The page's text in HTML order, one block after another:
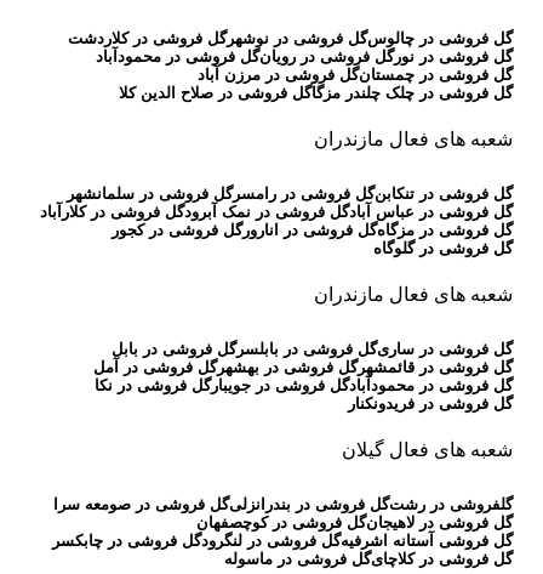
گل فروشی در چالوسگل فروشی در نوشهرگل فروشی در کلاردشت
گل فروشی در نورگل فروشی در رویانگل فروشی در محمودآباد
گل فروشی در چمستانگل فروشی در مرزن آباد
گل فروشی در چلک چلندر مزگاگل فروشی در صلاح الدین کلا
شعبه های فعال مازندران
گل فروشی در تنکابنگل فروشی در رامسرگل فروشی در سلمانشهر
گل فروشی در عباس آبادگل فروشی در نمک آبرودگل فروشی در کلارآباد
گل فروشی در مزگاهگل فروشی در انارورگل فروشی در کجور
گل فروشی در گلوگاه
شعبه های فعال مازندران
گل فروشی در ساریگل فروشی در بابلسرگل فروشی در بابل
گل فروشی در قائمشهرگل فروشی در بهشهرگل فروشی در آمل
گل فروشی در محمودآبادگل فروشی در جویبارگل فروشی در نکا
گل فروشی در فریدونکنار
شعبه های فعال گیلان
گلفروشی در رشتگل فروشی در بندرانزلیگل فروشی در صومعه سرا
گل فروشی در لاهیجانگل فروشی در کوچصفهان
گل فروشی آستانه اشرفیهگل فروشی در لنگرودگل فروشی در چابکسر
گل فروشی در کلاچایگل فروشی در ماسوله